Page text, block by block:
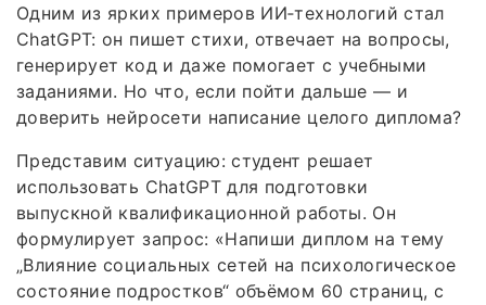
Одним из ярких примеров ИИ‑технологий стал
ChatGPT: он пишет стихи, отвечает на вопросы,
генерирует код и даже помогает с учебными
заданиями. Но что, если пойти дальше — и
доверить нейросети написание целого диплома?
Представим ситуацию: студент решает
использовать ChatGPT для подготовки
выпускной квалификационной работы. Он
формулирует запрос: «Напиши диплом на тему
„Влияние социальных сетей на психологическое
состояние подростков“ объёмом 60 страниц, с